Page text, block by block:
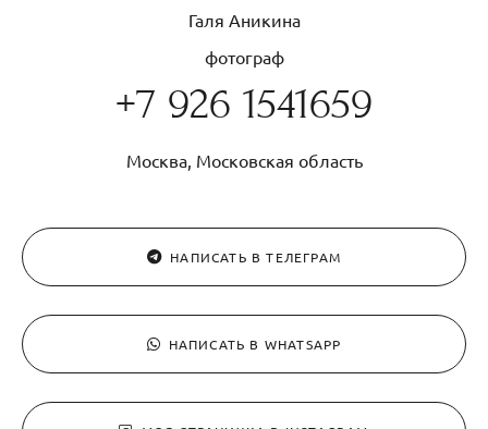
Галя Аникина
фотограф
+7 926 1541659
Москва, Московская область
НАПИСАТЬ В ТЕЛЕГРАМ
НАПИСАТЬ В WHATSAPP